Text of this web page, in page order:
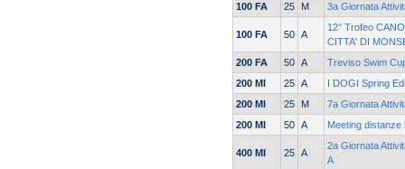
100 FA
25 M 3a Giornata
100 FA 50 A
12° Trofeo
CITTA' DI
200 FA
50 A
Treviso Swim
200 MI
25 A
I DOGI Spring
200 MI
25 M
7a Giornata
200 MI
50 A Meeting distanze
400 MI 25 A
2a Giornata
A